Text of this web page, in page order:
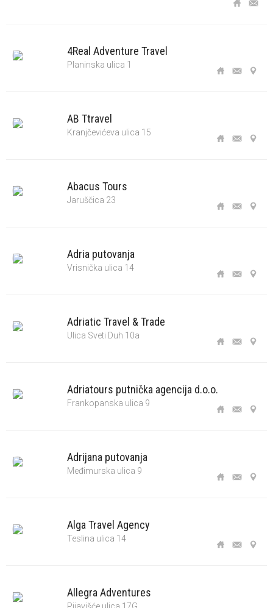
4Real Adventure Travel
Planinska ulica 1
AB Ttravel
Kranjčevićeva ulica 15
Abacus Tours
Jaruščica 23
Adria putovanja
Vrisnička ulica 14
Adriatic Travel & Trade
Ulica Sveti Duh 10a
Adriatours putnička agencija d.o.o.
Frankopanska ulica 9
Adrijana putovanja
Međimurska ulica 9
Alga Travel Agency
Teslina ulica 14
Allegra Adventures